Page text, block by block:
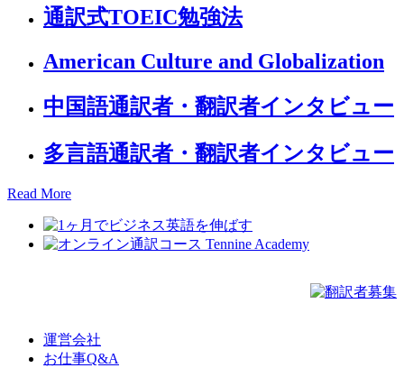
通訳式TOEIC勉強法
American Culture and Globalization
中国語通訳者・翻訳者インタビュー
多言語通訳者・翻訳者インタビュー
Read More
運営会社
お仕事Q&A